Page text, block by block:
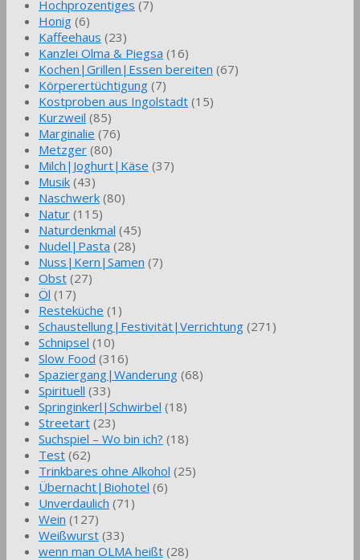
Hochprozentiges (7)
Honig (6)
Kaffeehaus (23)
Kanzlei Olma & Piegsa (16)
Kochen|Grillen|Essen bereiten (67)
Körperertüchtigung (7)
Kostproben aus Ingolstadt (15)
Kurzweil (85)
Marginalie (76)
Metzger (80)
Milch|Joghurt|Käse (37)
Musik (43)
Naschwerk (80)
Natur (115)
Naturdenkmal (45)
Nudel|Pasta (28)
Nuss|Kern|Samen (7)
Obst (27)
Öl (17)
Resteküche (1)
Schaustellung|Festivität|Verrichtung (271)
Schnipsel (10)
Slow Food (316)
Spaziergang|Wanderung (68)
Spirituell (33)
Springinkerl|Schwirbel (18)
Streetart (23)
Suchspiel – Wo bin ich? (18)
Test (62)
Trinkbares ohne Alkohol (25)
Übernacht|Biohotel (6)
Unverdaulich (71)
Wein (127)
Weißwurst (33)
wenn man OLMA heißt (28)